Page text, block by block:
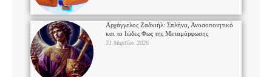
Αρχάγγελος Ζαδκιήλ: Σπλήνα, Ανοσοποιητικό
και το Ιώδες Φως της Μεταμόρφωσης
31 Μαρτίου 2026